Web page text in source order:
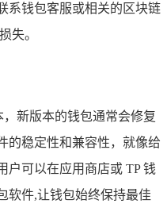
系钱包客服或相关的区块链
失。
新版本的钱包通常会修复
的稳定性和兼容性，就像给
户可以在应用商店或 TP 钱
软件,让钱包始终保持最佳